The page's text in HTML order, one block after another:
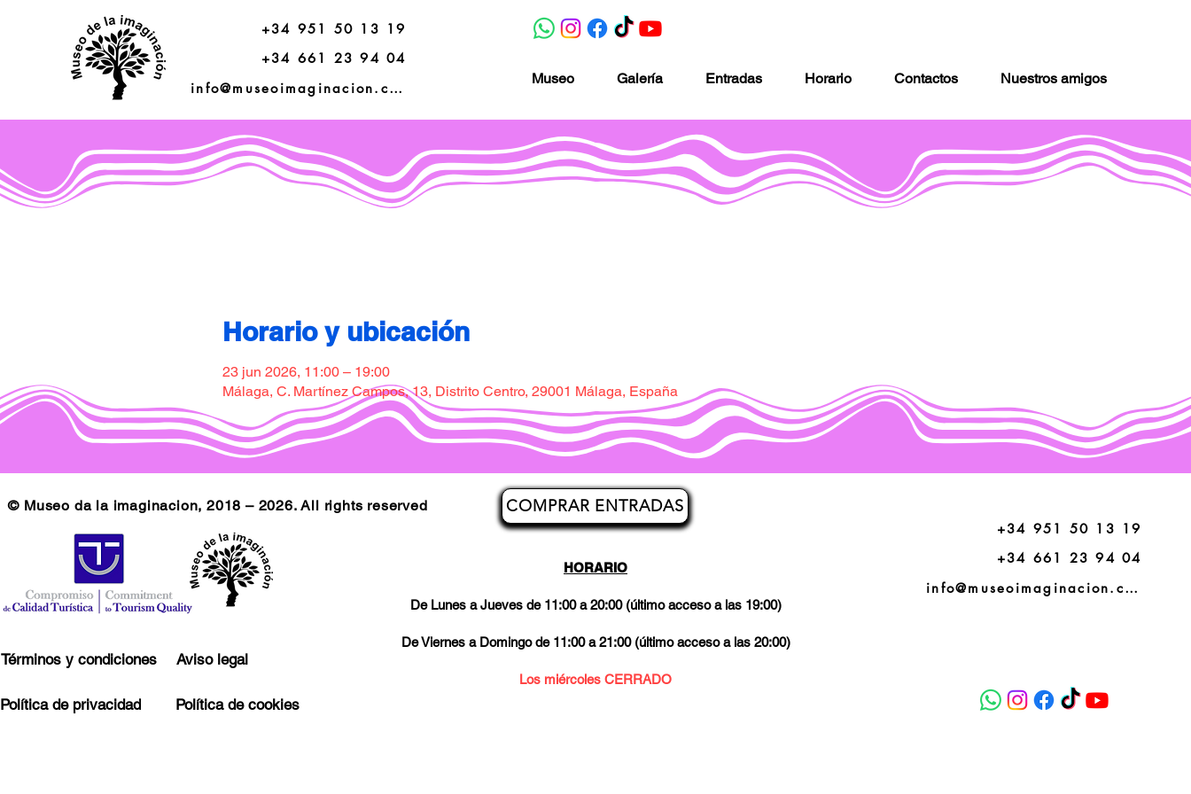
+34 951 50 13 19
+34 661 23 94 04
info@museoimaginacion.com
Museo Galería Entradas Horario Contactos Nuestros amigos
Horario y ubicación
23 jun 2026, 11:00 – 19:00
Málaga, C. Martínez Campos, 13, Distrito Centro, 29001 Málaga, España
HORARIO
De Lunes a Jueves de 11:00 a 20:00 (último acceso a las 19:00)
De Viernes a Domingo de 11:00 a 21:00 (último acceso a las 20:00)
Los miércoles CERRADO
COMPRAR ENTRADAS
© Museo da la imaginacion, 2018 – 2026. All rights reserved
Términos y condiciones
Política de privacidad
Aviso legal
Política de cookies
+34 951 50 13 19
+34 661 23 94 04
info@museoimaginacion.com